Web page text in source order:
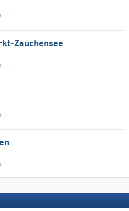
Zauchensee